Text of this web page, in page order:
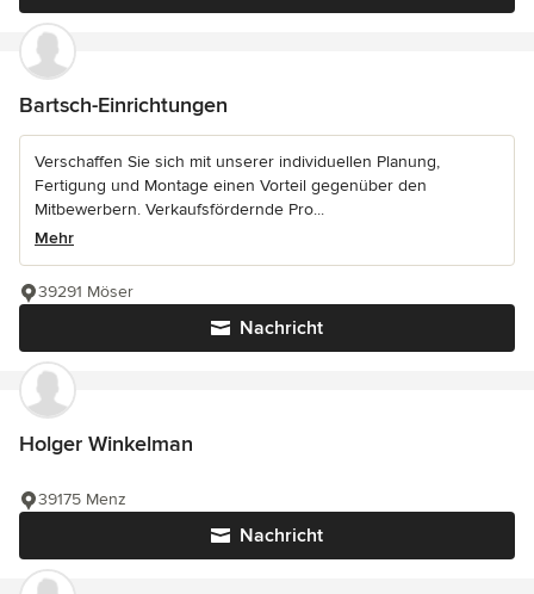
Bartsch-Einrichtungen
Verschaffen Sie sich mit unserer individuellen Planung,
Fertigung und Montage einen Vorteil gegenüber den
Mitbewerbern. Verkaufsfördernde Pro...
Mehr
Nachricht
39291 Möser
Holger Winkelman
Nachricht
39175 Menz